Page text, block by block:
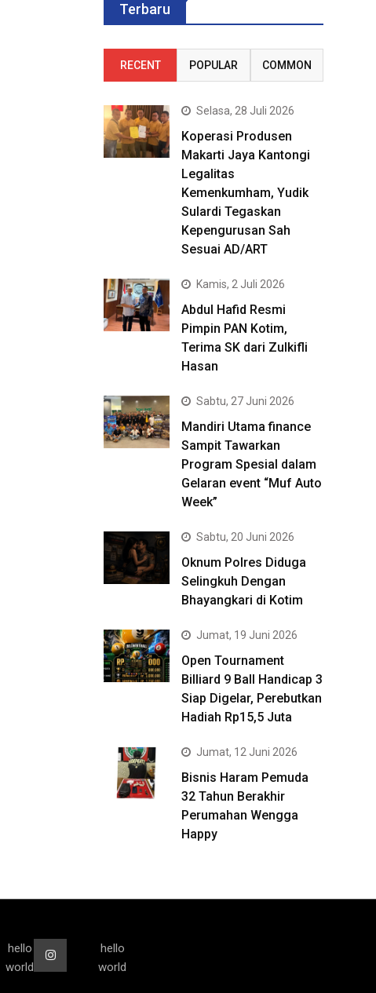
Terbaru
RECENT POPULAR COMMON
Selasa, 28 Juli 2026
Koperasi Produsen
Makarti Jaya Kantongi
Legalitas
Kemenkumham, Yudik
Sulardi Tegaskan
Kepengurusan Sah
Sesuai AD/ART
Kamis, 2 Juli 2026
Abdul Hafid Resmi
Pimpin PAN Kotim,
Terima SK dari Zulkifli
Hasan
Sabtu, 27 Juni 2026
Mandiri Utama finance
Sampit Tawarkan
Program Spesial dalam
Gelaran event “Muf Auto
Week”
Sabtu, 20 Juni 2026
Oknum Polres Diduga
Selingkuh Dengan
Bhayangkari di Kotim
Jumat, 19 Juni 2026
Open Tournament
Billiard 9 Ball Handicap 3
Siap Digelar, Perebutkan
Hadiah Rp15,5 Juta
Jumat, 12 Juni 2026
Bisnis Haram Pemuda
32 Tahun Berakhir
Perumahan Wengga
Happy
hello
world
hello
world